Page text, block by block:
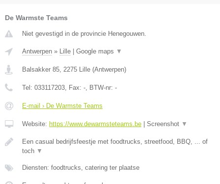
De Warmste Teams
Niet gevestigd in de provincie Henegouwen.
Antwerpen » Lille Google maps ▼
Balsakker 85, 2275 Lille (Antwerpen)
Tel: 033117203, Fax: -, BTW-nr: -
E-mail › De Warmste Teams
Website: https://www.dewarmsteteams.be Screenshot ▼
Een casual bedrijfsfeestje met foodtrucks, streetfood, BBQ, ... of
toch ▼
Diensten: foodtrucks, catering ter plaatse